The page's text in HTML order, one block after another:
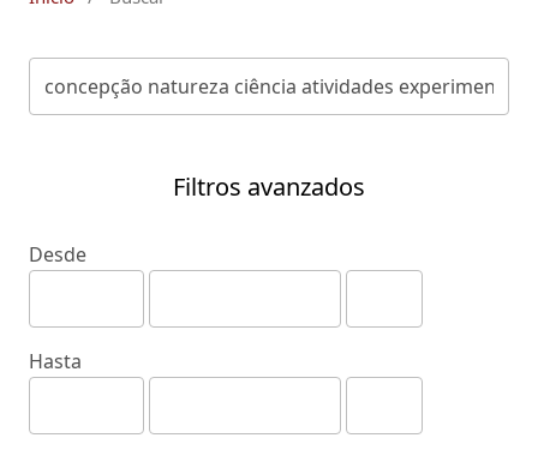
Filtros avanzados
Desde
Hasta